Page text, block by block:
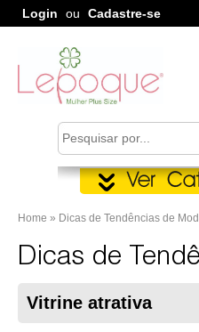
Login ou Cadastre-se
Home » Dicas de Tendências de
Dicas de
Vitrine atrativa